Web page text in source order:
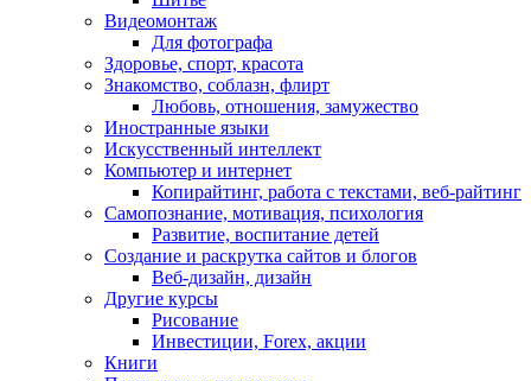
Видеомонтаж
Для фотографа
Здоровье, спорт, красота
Знакомство, соблазн, флирт
Любовь, отношения, замужество
Иностранные языки
Искусственный интеллект
Компьютер и интернет
Копирайтинг, работа с текстами, веб-райтинг
Самопознание, мотивация, психология
Развитие, воспитание детей
Создание и раскрутка сайтов и блогов
Веб-дизайн, дизайн
Другие курсы
Рисование
Инвестиции, Forex, акции
Книги